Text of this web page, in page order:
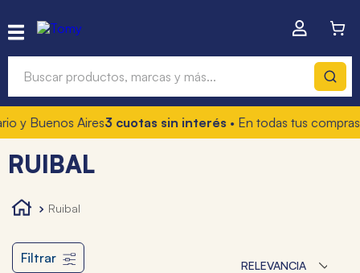
y Buenos Aires3 cuotas sin interés• En todas tus compras
RUIBAL
ruibal
Filtrar RELEVANCIA
Términos más buscados
1.
hot wheels
3.
4. marcadores